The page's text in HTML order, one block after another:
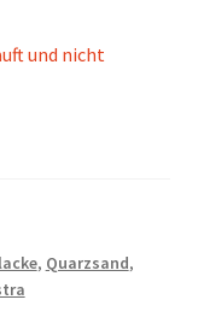
und nicht
, Quarzsand,